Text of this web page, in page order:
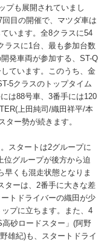
プも展開されていまし
目の開催で、マツダ車は
います。全8クラスに54
ラスに1台、最も参加台数
発車両が参加する、ST-Q
ています。このうち、金
5クラスのトップタイム
は88号車、3番手には120
上田純司/織田祥平/本
ー勢が続きます。
スタートは2グループに
位グループが後方から迫
早くも混走状態となりま
ターは、2番手に大きな差
トドライバーの織田が少
プに立ちます。また、4
砂ロードスター」(阿野
雄紀)も、スタートドライ